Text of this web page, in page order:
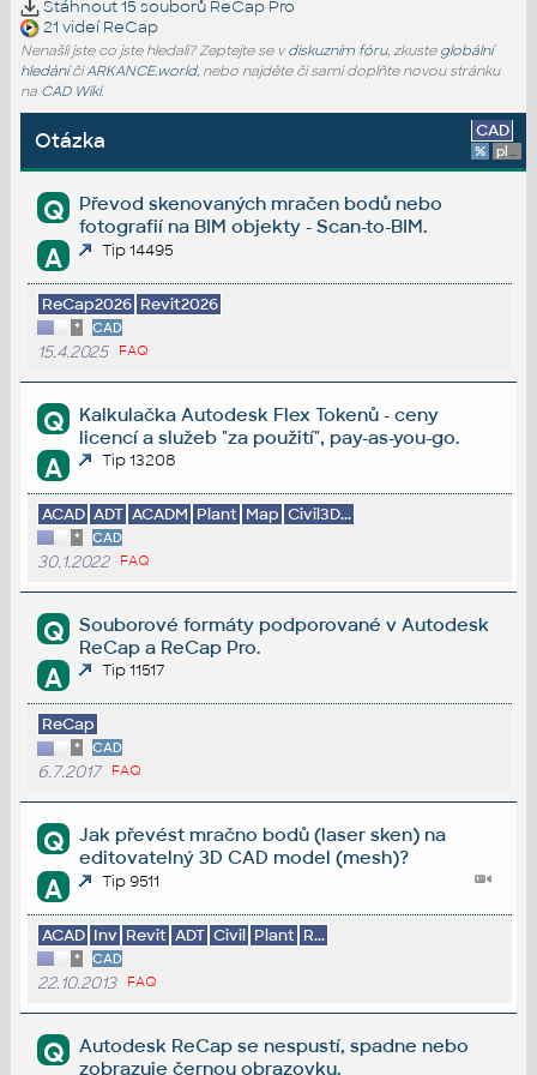
Stáhnout 15 souborů ReCap Pro
21 videíReCap
Nenašli jste co jste hledali? Zeptejte se v diskuzním fóru, zkuste globální
hledáníčiARKANCE.world, nebo najděte či sami doplňte novou stránku
na CAD Wiki.
Otázka CAD
% platforma
Q
Převod skenovaných mračen bodů nebo
fotografií na BIM objekty - Scan-to-BIM.
A Tip 14495
ReCap2026 Revit2026
* CAD
15.4.2025 FAQ
Q
Kalkulačka Autodesk Flex Tokenů - ceny
licencí a služeb "za použití", pay-as-you-go.
A Tip 13208
ACAD ADT ACADM Plant Map Civil3D...
* CAD
30.1.2022 FAQ
Q
Souborové formáty podporované v Autodesk
ReCap a ReCap Pro.
A Tip 11517
ReCap
* CAD
6.7.2017 FAQ
Q
Jak převést mračno bodů (laser sken) na
editovatelný 3D CAD model (mesh)?
A Tip 9511
ACAD Inv Revit ADT Civil Plant R...
* CAD
22.10.2013 FAQ
Q
Autodesk ReCap se nespustí, spadne nebo
zobrazuje černou obrazovku.